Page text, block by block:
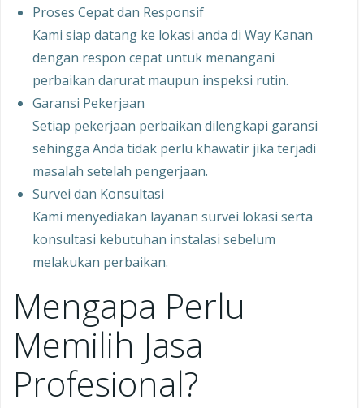
Proses Cepat dan Responsif
Kami siap datang ke lokasi anda di Way Kanan
dengan respon cepat untuk menangani
perbaikan darurat maupun inspeksi rutin.
Garansi Pekerjaan
Setiap pekerjaan perbaikan dilengkapi garansi
sehingga Anda tidak perlu khawatir jika terjadi
masalah setelah pengerjaan.
Survei dan Konsultasi
Kami menyediakan layanan survei lokasi serta
konsultasi kebutuhan instalasi sebelum
melakukan perbaikan.
Mengapa Perlu
Memilih Jasa
Profesional?